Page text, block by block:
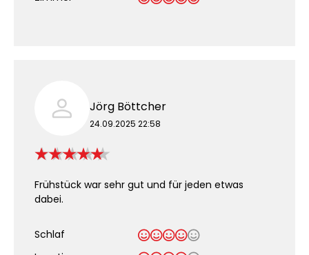
Jörg Böttcher
24.09.2025 22:58
Frühstück war sehr gut und für jeden etwas
dabei.
Schlaf